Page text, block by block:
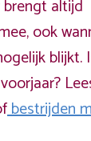
altijd
ook
blijkt.
bestrijden